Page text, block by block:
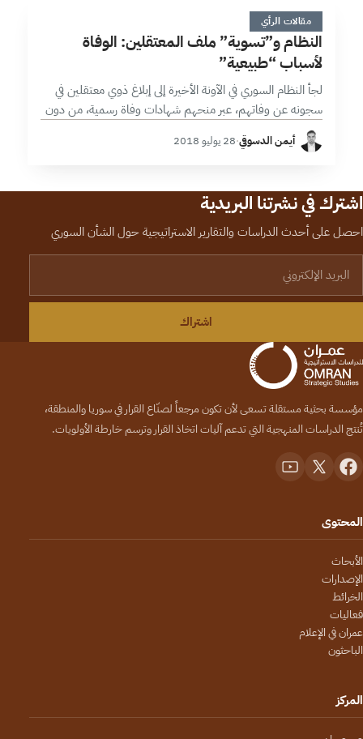
ا3 دقائق
مقالات الرأي
النظام و”تسوية” ملف المعتقلين: الوفاة
لأسباب “طبيعية”
لجأ النظام السوري في الآونة الأخيرة إلى إبلاغ ذوي معتقلين في
سجونه عن وفاتهم، عبر منحهم شهادات وفاة رسمية، من دون
تبيان سبب الوفاة أو مكانها، أو حتى تسليم الجثامين…
أيمن الدسوقي·28 يوليو 2018
اشترك في نشرتنا البريدية
احصل على أحدث الدراسات والتقارير الاستراتيجية حول الشأن السوري
اشتراك
مؤسسة بحثية مستقلة تسعى لأن تكون مرجعاً لصنّاع القرار في سوريا والمنطقة،
تُنتج الدراسات المنهجية التي تدعم آليات اتخاذ القرار وترسم خارطة الأولويات.
المحتوى
الأبحاث
الإصدارات
الخرائط
فعاليات
عمران في الإعلام
الباحثون
المركز